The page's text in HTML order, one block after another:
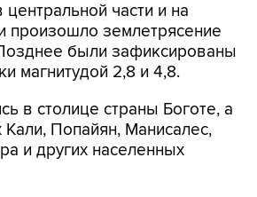
части и на
произошло землетрясение
были зафиксированы
магнитудой 2,8 и 4,8.
в столице страны Боготе, а
Попайян, Манисалес,
и других населенных